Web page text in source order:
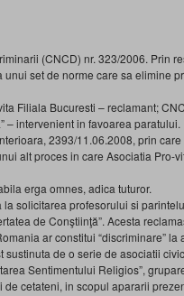
(CNCD) nr. 323/2006. Prin
unui set de norme care sa elimine
Filiala Bucuresti – reclamant;
– intervenient in favoarea paratului.
2393/11.06.2008, prin
alt proces in care Asociatia Pro-
erga omnes, adica tuturor.
solicitarea profesorului si
de Conştiinţă”. Acesta
ar constitui “discriminare” la
de o serie de asociatii
Sentimentului Religios”,
cetateni, in scopul apararii